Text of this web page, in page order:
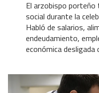
El arzobispo
social durante la
Habló de salarios,
endeudamiento,
económica desligada